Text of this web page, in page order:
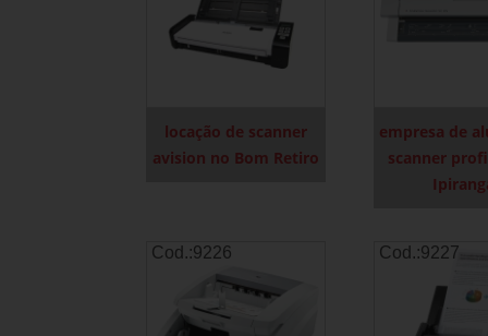
locação de scanner
avision no Bom Retiro
empresa de
scanner
Cod.:9226 Cod.:9227